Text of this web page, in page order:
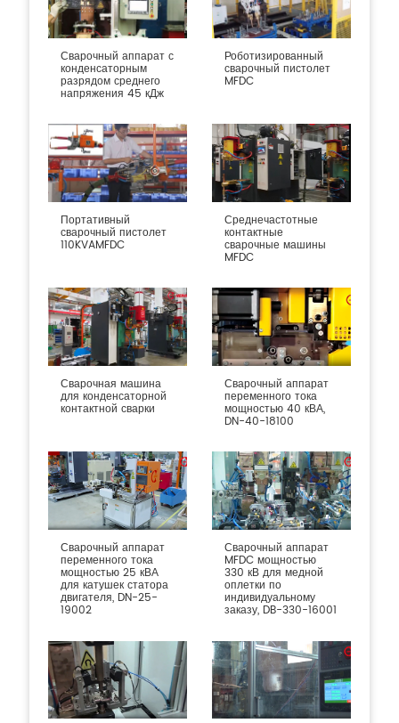
Сварочный аппарат с
конденсаторным
разрядом среднего
напряжения 45 кДж
Роботизированный
сварочный пистолет
MFDC
Портативный
сварочный пистолет
110KVAMFDC
Среднечастотные
контактные
сварочные машины
MFDC
Сварочная машина
для конденсаторной
контактной сварки
Сварочный аппарат
переменного тока
мощностью 40 кВА,
DN-40-18100
Сварочный аппарат
переменного тока
мощностью 25 кВА
для катушек статора
двигателя, DN-25-
19002
Сварочный аппарат
MFDC мощностью
330 кВ для медной
оплетки по
индивидуальному
заказу, DB-330-16001